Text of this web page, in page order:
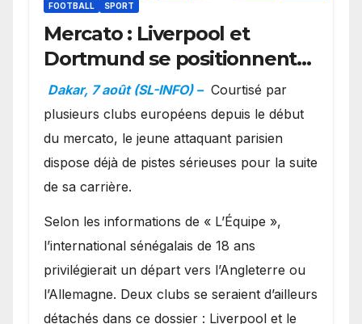
FOOTBALL SPORT
Mercato : Liverpool et
Dortmund se positionnent
en favoris pour recruter
Ibrahim Mbaye
Dakar, 7 août (SL-INFO) – Courtisé par
plusieurs clubs européens depuis le début
du mercato, le jeune attaquant parisien
dispose déjà de pistes sérieuses pour la suite
de sa carrière.
Selon les informations de « L’Équipe »,
l’international sénégalais de 18 ans
privilégierait un départ vers l’Angleterre ou
l’Allemagne. Deux clubs se seraient d’ailleurs
détachés dans ce dossier : Liverpool et le